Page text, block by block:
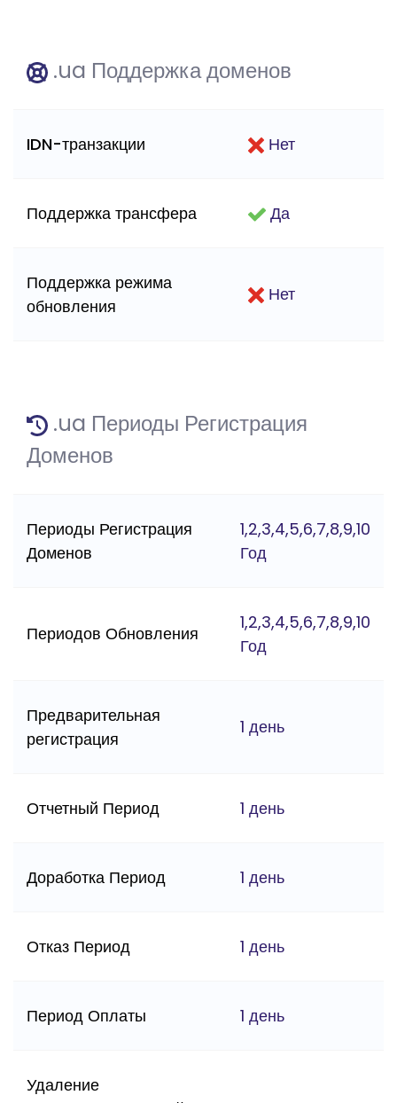
.ua Поддержка доменов
IDN-транзакции Нет
Поддержка трансфера Да
Поддержка режима
обновления
Нет
.ua Периоды Регистрация
Доменов
Периоды Регистрация
Доменов
1,2,3,4,5,6,7,8,9,10
Год
Периодов Обновления
1,2,3,4,5,6,7,8,9,10
Год
Предварительная
регистрация
1 день
Отчетный Период 1 день
Доработка Период 1 день
Отказ Период 1 день
Период Оплаты 1 день
Удаление